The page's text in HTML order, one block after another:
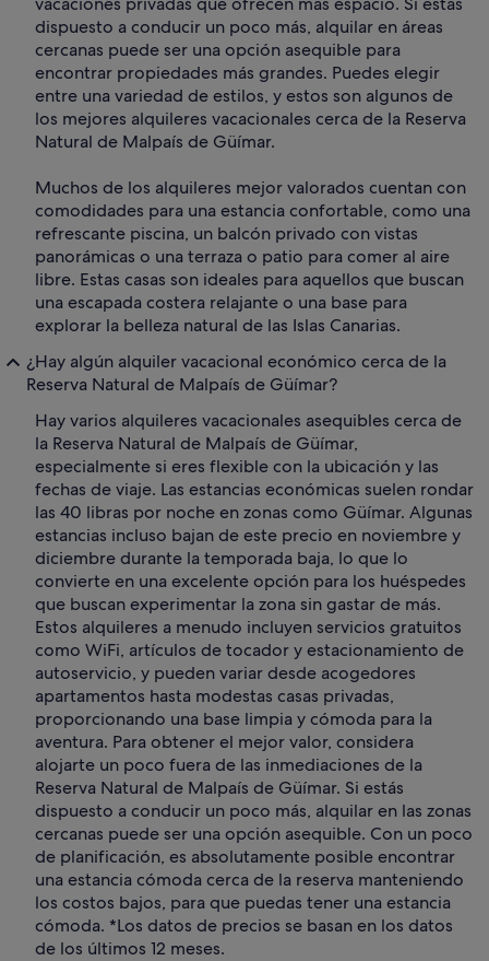
dispuesto a conducir un poco más, alquilar en áreas
cercanas puede ser una opción asequible para
encontrar propiedades más grandes. Puedes elegir
entre una variedad de estilos, y estos son algunos de
los mejores alquileres vacacionales cerca de la Reserva
Natural de Malpaís de Güímar.
Muchos de los alquileres mejor valorados cuentan con
comodidades para una estancia confortable, como una
refrescante piscina, un balcón privado con vistas
panorámicas o una terraza o patio para comer al aire
libre. Estas casas son ideales para aquellos que buscan
una escapada costera relajante o una base para
explorar la belleza natural de las Islas Canarias.
¿Hay algún alquiler vacacional económico cerca de la
Reserva Natural de Malpaís de Güímar?
Hay varios alquileres vacacionales asequibles cerca de
la Reserva Natural de Malpaís de Güímar,
especialmente si eres flexible con la ubicación y las
fechas de viaje. Las estancias económicas suelen rondar
las 40 libras por noche en zonas como Güímar. Algunas
estancias incluso bajan de este precio en noviembre y
diciembre durante la temporada baja, lo que lo
convierte en una excelente opción para los huéspedes
que buscan experimentar la zona sin gastar de más.
Estos alquileres a menudo incluyen servicios gratuitos
como WiFi, artículos de tocador y estacionamiento de
autoservicio, y pueden variar desde acogedores
apartamentos hasta modestas casas privadas,
proporcionando una base limpia y cómoda para la
aventura. Para obtener el mejor valor, considera
alojarte un poco fuera de las inmediaciones de la
Reserva Natural de Malpaís de Güímar. Si estás
dispuesto a conducir un poco más, alquilar en las zonas
cercanas puede ser una opción asequible. Con un poco
de planificación, es absolutamente posible encontrar
una estancia cómoda cerca de la reserva manteniendo
los costos bajos, para que puedas tener una estancia
cómoda. *Los datos de precios se basan en los datos
de los últimos 12 meses.